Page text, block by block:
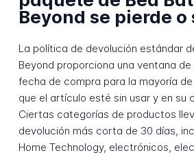
Beyond se pierde o
La política de devolución estándar
Beyond proporciona una ventana
fecha de compra para la mayoría
que el artículo esté sin usar y en su
Ciertas categorías de productos
devolución más corta de 30 días,
Home Technology, electrónicos,